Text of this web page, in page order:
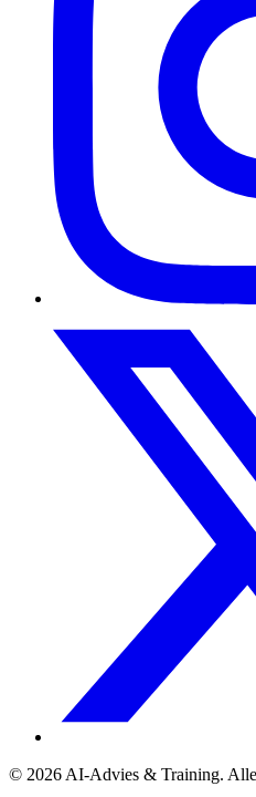
© 2026 AI-Advies & Training. Alle